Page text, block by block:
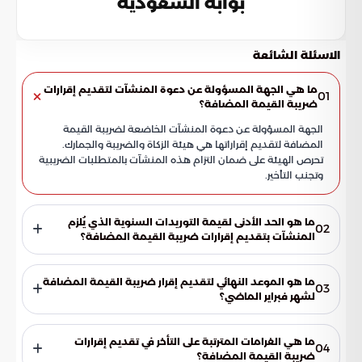
الاسئلة الشائعة
01ما هي الجهة المسؤولة عن دعوة المنشآت لتقديم إقرارات
ضريبة القيمة المضافة؟
الجهة المسؤولة عن دعوة المنشآت الخاضعة لضريبة القيمة
المضافة لتقديم إقراراتها هي هيئة الزكاة والضريبة والجمارك.
تحرص الهيئة على ضمان التزام هذه المنشآت بالمتطلبات الضريبية
وتجنب التأخير.
02ما هو الحد الأدنى لقيمة التوريدات السنوية الذي يُلزم
المنشآت بتقديم إقرارات ضريبة القيمة المضافة؟
توريداتها السنوية من السلع والخدمات مبلغ 40 مليون ريال. هذا
الشرط يطبق على الكيانات المصنفة كمنشآت كبرى وفقاً لأنظمة
الهيئة.
03ما هو الموعد النهائي لتقديم إقرار ضريبة القيمة المضافة
لشهر فبراير الماضي؟
فبراير الماضي هو 31 مارس 2026م. يجب على المنشآت الالتزام بهذا
التاريخ لتجنب أي غرامات محتملة أو تبعات قانونية.04ما هي الغرامات المترتبة على التأخر في تقديم إقرارات
ضريبة القيمة المضافة؟